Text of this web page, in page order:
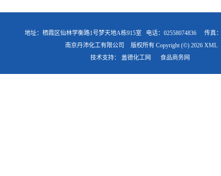
地址：栖霞区仙林学衡路1号梦天地A栋915室 电话：02558074836
传真
南京丹沛化工有限公司
版权所有 Copyright (©) 2026 XML
技术支持： 盖德化工网 食品商务网